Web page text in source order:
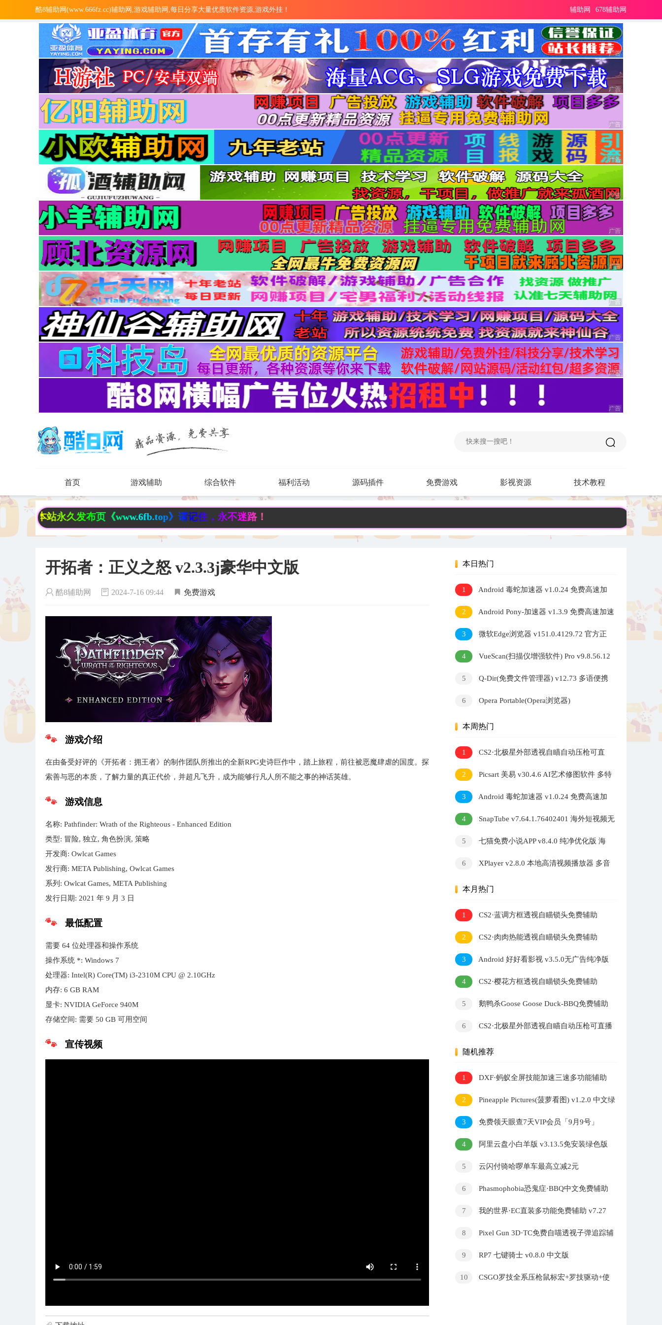
酷8辅助网(www.666fz.cc)辅助网,游戏辅助网,每日分享大量优质软件资源,游戏外挂！ 678辅助网
辅助网
首页 游戏辅助 综合软件 福利活动 源码插件 免费游戏 影视资源 技术教程
永久发布页《www.6fb.top》请记住，永不迷路！
开拓者：正义之怒 v2.3.3j豪华中文版
酷8辅助网 2024-7-16 09:44 免费游戏
游戏介绍
在由备受好评的《开拓者：拥王者》的制作团队所推出的全新RPG史诗巨作中，踏上旅程，前往被恶魔肆虐的国度。探
索善与恶的本质，了解力量的真正代价，并超凡飞升，成为能够行凡人所不能之事的神话英雄。
游戏信息
名称: Pathfinder: Wrath of the Righteous - Enhanced Edition
类型: 冒险, 独立, 角色扮演, 策略
开发商: Owlcat Games
发行商: META Publishing, Owlcat Games
系列: Owlcat Games, META Publishing
发行日期: 2021 年 9 月 3 日
最低配置
需要 64 位处理器和操作系统
操作系统 *: Windows 7
处理器: Intel(R) Core(TM) i3-2310M CPU @ 2.10GHz
内存: 6 GB RAM
显卡: NVIDIA GeForce 940M
存储空间: 需要 50 GB 可用空间
宣传视频
本日热门
1
Android 毒蛇加速器 v1.0.24 免费高速加
速器
2
Android Pony-加速器 v1.3.9 免费高速加速
器
3
微软Edge浏览器 v151.0.4129.72 官方正
式版
4
VueScan(扫描仪增强软件) Pro v9.8.56.12
5
Q-Dir(免费文件管理器) v12.73 多语便携
6
Opera Portable(Opera浏览器)
本周热门
1
CS2·北极星外部透视自瞄自动压枪可直
播 v2.7.3
2
Picsart 美易 v30.4.6 AI艺术修图软件 多特
效照片编辑工具
3
Android 毒蛇加速器 v1.0.24 免费高速加
速器
4
SnapTube v7.64.1.76402401 海外短视频无
5
七猫免费小说APP v8.4.0 纯净优化版 海
6
XPlayer v2.8.0 本地高清视频播放器 多音
本月热门
1 CS2·蓝调方框透视自瞄锁头免费辅助
2 CS2·肉肉热能透视自瞄锁头免费辅助
3 Android 好好看影视 v3.5.0无广告纯净版
4 CS2·樱花方框透视自瞄锁头免费辅助
5
鹅鸭杀Goose Goose Duck-BBQ免费辅助
6
CS2·北极星外部透视自瞄自动压枪可直播
随机推荐
1
DXF·蚂蚁全屏技能加速三速多功能辅助
v6.9
2
Pineapple Pictures(菠萝看图) v1.2.0 中文绿
色版
3
免费领天眼查7天VIP会员「9月9号」
4 阿里云盘小白羊版 v3.13.5免安装绿色版
5 云闪付骑哈啰单车最高立减2元
6
Phasmophobia恐鬼症·BBQ中文免费辅助
7
我的世界·EC直装多功能免费辅助 v7.27
8
Pixel Gun 3D·TC免费自喵透视子弹追踪辅
9
RP7 七键骑士 v0.8.0 中文版
10
CSGO罗技全系压枪鼠标宏+罗技驱动+使